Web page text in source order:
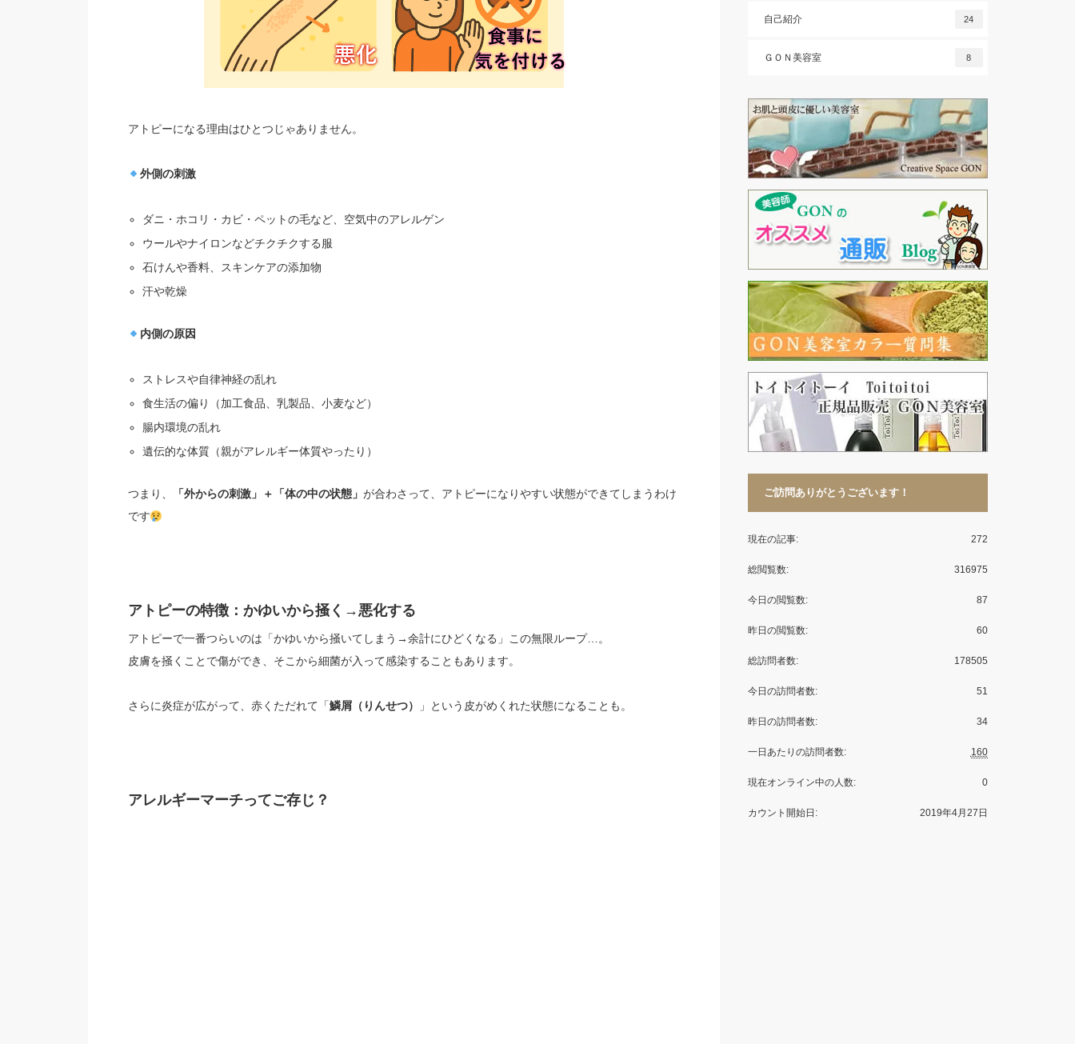
アトピーになる理由はひとつじゃありません。
外側の刺激
ダニ・ホコリ・カビ・ペットの毛など、空気中のアレルゲン
ウールやナイロンなどチクチクする服
石けんや香料、スキンケアの添加物
汗や乾燥
内側の原因
ストレスや自律神経の乱れ
食生活の偏り（加工食品、乳製品、小麦など）
腸内環境の乱れ
遺伝的な体質（親がアレルギー体質やったり）
つまり、 「外からの刺激」＋「体の中の状態」 が合わさって、アトピーになりやすい状態ができてしまうわけ
です
アトピーの特徴：かゆいから掻く→悪化する
アトピーで一番つらいのは「かゆいから掻いてしまう→余計にひどくなる」この無限ループ…。
皮膚を掻くことで傷ができ、そこから細菌が入って感染することもあります。
さらに炎症が広がって、赤くただれて「鱗屑（りんせつ） 」という皮がめくれた状態になることも。
アレルギーマーチってご存じ？
自己紹介 24
ＧＯＮ美容室 8
ご訪問ありがとうございます！
272
現在の記事:
316975
総閲覧数:
87
今日の閲覧数:
60
昨日の閲覧数:
178505
総訪問者数:
51
今日の訪問者数:
34
昨日の訪問者数:
160
一日あたりの訪問者数:
0
現在オンライン中の人数:
2019年4月27日
カウント開始日: